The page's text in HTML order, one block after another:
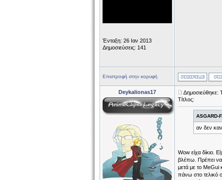
Ένταξη: 26 Ιαν 2013
Δημοσιεύσεις: 141
Επιστροφή στην κορυφή
Deykalionas17
Δημοσιεύθηκε:
Τίτλος:
ASGARD-
αν δεν
Wow είχα δίκιο.
βλέπω. Πρέπει να
μετά με το MeGui
πάνω στο τελικό